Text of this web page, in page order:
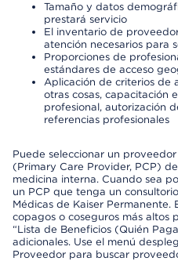
Tamaño y datos
prestará servicio
El inventario de
atención necesarios para
Proporciones de
estándares de acceso
Aplicación de criterios de
otras cosas, capacitación
profesional, autorización
referencias profesionales
Puede seleccionar un
(Primary Care Provider, PCP)
medicina interna. Cuando sea
un PCP que tenga un
Médicas de Kaiser
copagos o coseguros más altos
“Lista de Beneficios (Quién
adicionales. Use el menú
Proveedor para buscar